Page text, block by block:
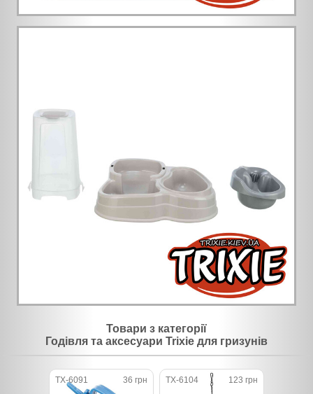
Товари з категорії
Годівля та аксесуари Trixie для гризунів
TX-6091 36 грн TX-6104 123 грн